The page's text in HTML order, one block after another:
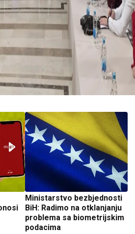
Ministarstvo bezbjednosti
BiH: Radimo na otklanjanju
problema sa biometrijskim
podacima